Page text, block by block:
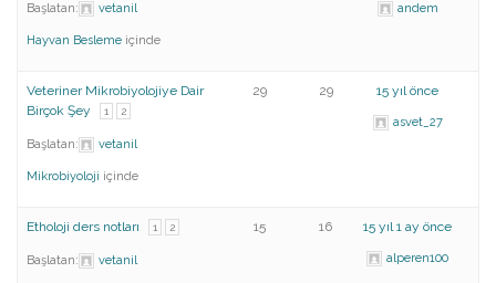
Başlatan: vetanil
Hayvan Besleme içinde
andem
Veteriner Mikrobiyolojiye Dair
Birçok Şey
1 2
Başlatan: vetanil
Mikrobiyoloji içinde
29 29 15 yıl önce
asvet_27
Etholoji ders notları 1 2
Başlatan: vetanil
15 16 15 yıl 1 ay önce
alperen100